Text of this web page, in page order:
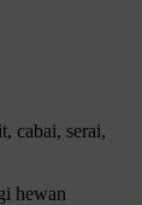
cabai, serai,
hewan